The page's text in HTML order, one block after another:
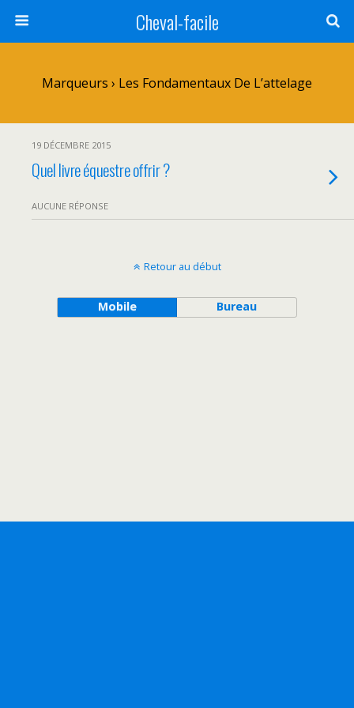
Cheval-facile
Marqueurs › Les Fondamentaux De L’attelage
19 DÉCEMBRE 2015
Quel livre équestre offrir ?
AUCUNE RÉPONSE
Retour au début
Mobile Bureau